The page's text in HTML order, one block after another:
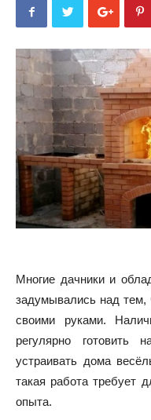
Многие дачники и
задумывались над тем,
своими руками.
регулярно
устраивать дома
такая работа требует
опыта.